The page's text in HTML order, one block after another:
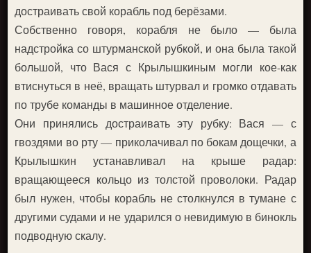
достраивать свой корабль под берёзами.
Собственно говоря, корабля не было — была
надстройка со штурманской рубкой, и она была такой
большой, что Вася с Крылышкиным могли кое-как
втиснуться в неё, вращать штурвал и громко отдавать
по трубе команды в машинное отделение.
Они принялись достраивать эту рубку: Вася — с
гвоздями во рту — приколачивал по бокам дощечки, а
Крылышкин устанавливал на крыше радар:
вращающееся кольцо из толстой проволоки. Радар
был нужен, чтобы корабль не столкнулся в тумане с
другими судами и не ударился о невидимую в бинокль
подводную скалу.